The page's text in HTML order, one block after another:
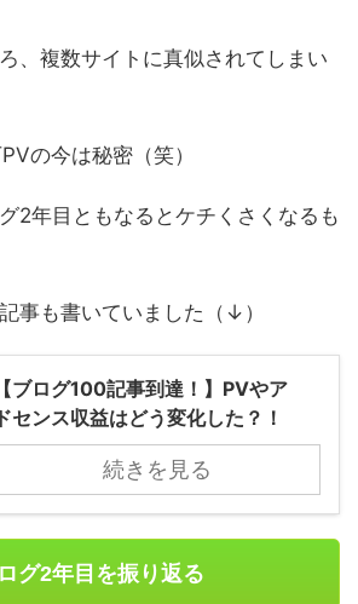
、複数サイトに真似されてしまい
の今は秘密（笑）
2年目ともなるとケチくさくなるも
事も書いていました（↓）
【ブログ100記事到達！】PVやア
ドセンス収益はどう変化した？！
続きを見る
グ2年目を振り返る